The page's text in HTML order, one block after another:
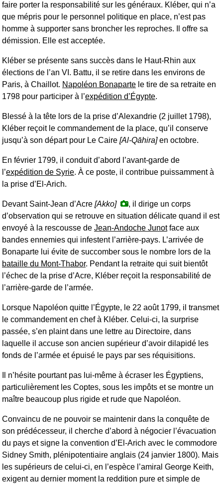
faire porter la responsabilité sur les généraux. Kléber, qui n’a
que mépris pour le personnel politique en place, n’est pas
homme à supporter sans broncher les reproches. Il offre sa
démission. Elle est acceptée.
Kléber se présente sans succès dans le Haut-Rhin aux
élections de l’an VI. Battu, il se retire dans les environs de
Paris, à Chaillot. Napoléon Bonaparte le tire de sa retraite en
1798 pour participer à l’expédition d’Égypte.
Blessé à la tête lors de la prise d’Alexandrie (2 juillet 1798),
Kléber reçoit le commandement de la place, qu’il conserve
jusqu’à son départ pour Le Caire [Al-Qāhira]en octobre.
En février 1799, il conduit d’abord l’avant-garde de
l’expédition de Syrie. À ce poste, il contribue puissamment à
la prise d’El-Arich.
Devant Saint-Jean d’Acre [Akko]
, il dirige un corps
d’observation qui se retrouve en situation délicate quand il est
envoyé à la rescousse de Jean-Andoche Junotface aux
bandes ennemies qui infestent l’arrière-pays. L’arrivée de
Bonaparte lui évite de succomber sous le nombre lors de la
bataille du Mont-Thabor. Pendant la retraite qui suit bientôt
l’échec de la prise d’Acre, Kléber reçoit la responsabilité de
l’arrière-garde de l’armée.
Lorsque Napoléon quitte l’Égypte, le 22 août 1799, il transmet
le commandement en chef à Kléber. Celui-ci, la surprise
passée, s’en plaint dans une lettre au Directoire, dans
laquelle il accuse son ancien supérieur d’avoir dilapidé les
fonds de l’armée et épuisé le pays par ses réquisitions.
Il n’hésite pourtant pas lui-même à écraser les Égyptiens,
particulièrement les Coptes, sous les impôts et se montre un
maître beaucoup plus rigide et rude que Napoléon.
Convaincu de ne pouvoir se maintenir dans la conquête de
son prédécesseur, il cherche d’abord à négocier l’évacuation
du pays et signe la convention d’El-Arich avec le commodore
Sidney Smith, plénipotentiaire anglais (24 janvier 1800). Mais
les supérieurs de celui-ci, en l’espèce l’amiral George Keith,
exigent au dernier moment la reddition pure et simple de